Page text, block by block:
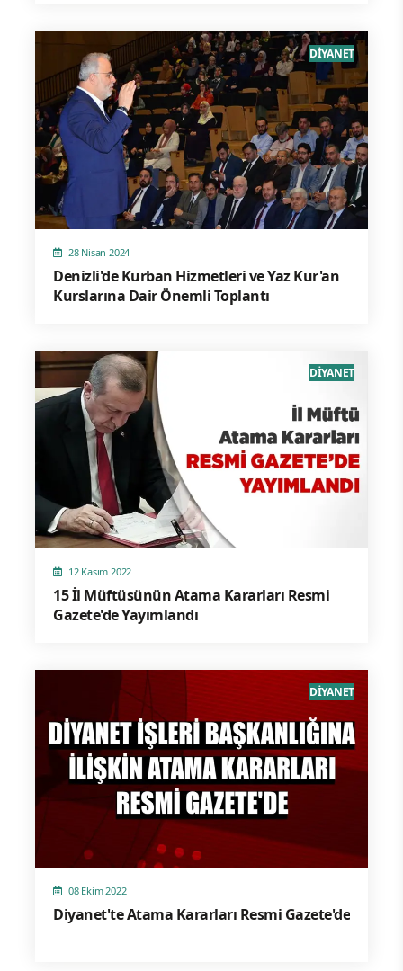
28 Nisan 2024
Denizli'de Kurban Hizmetleri ve Yaz Kur'an
Kurslarına Dair Önemli Toplantı
DİYANET
12 Kasım 2022
15 İl Müftüsünün Atama Kararları Resmi
Gazete'de Yayımlandı
DİYANET
08 Ekim 2022
Diyanet'te Atama Kararları Resmi Gazete'de
DİYANET